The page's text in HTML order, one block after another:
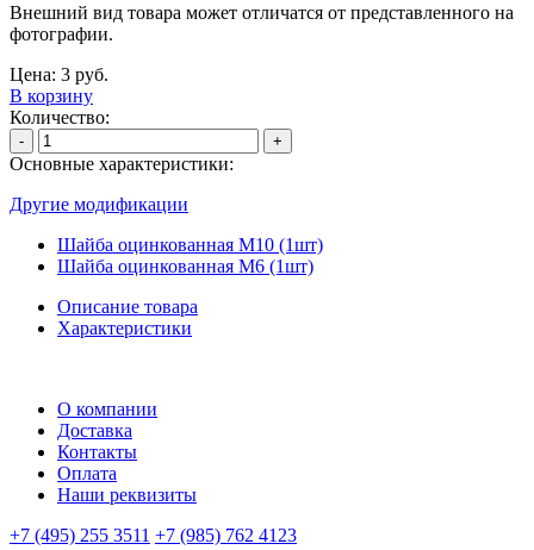
Внешний вид товара может отличатся от представленного на
фотографии.
Цена: 3 руб.
В корзину
Количество:
- +
Основные характеристики:
Другие модификации
Шайба оцинкованная М10 (1шт)
Шайба оцинкованная М6 (1шт)
Описание товара
Характеристики
О компании
Доставка
Контакты
Оплата
Наши реквизиты
+7 (495) 255 3511 +7 (985) 762 4123